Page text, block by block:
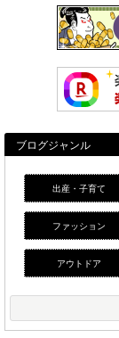
ブログジャンル
出産・子育て
ファッション
アウトドア